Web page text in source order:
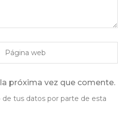
próxima vez que comente.
tus datos por parte de esta